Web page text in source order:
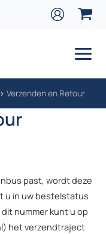
Main
Verzenden en Retour
past, wordt deze
u in uw bestelstatus
nummer kunt u op
het verzendtraject